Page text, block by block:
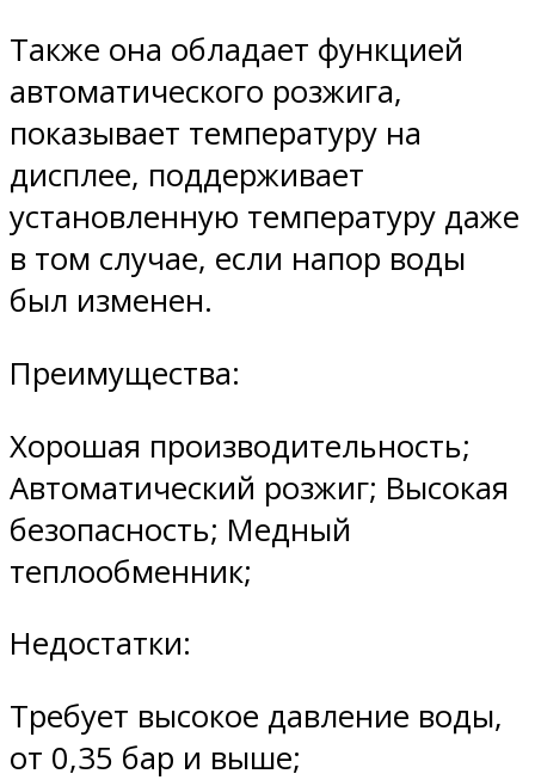
Также она обладает функцией
автоматического розжига,
показывает температуру на
дисплее, поддерживает
установленную температуру даже
в том случае, если напор воды
был изменен.
Преимущества:
Хорошая производительность;
Автоматический розжиг; Высокая
безопасность; Медный
теплообменник;
Недостатки:
Требует высокое давление воды,
от 0,35 бар и выше;